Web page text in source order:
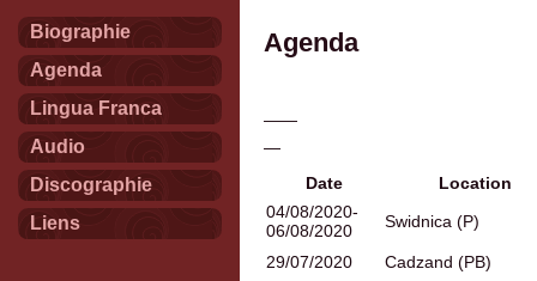
Biographie
Agenda
Lingua Franca
Audio
Discographie
Liens
Agenda
——
—
Date
Location
04/08/2020-
06/08/2020
Swidnica (P)
29/07/2020
Cadzand (PB)